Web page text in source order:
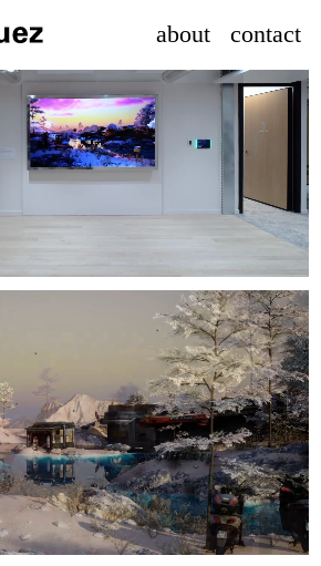
about contact
Expositions
01. Mirages
02. Ophanim
03. Archives
connectée en direct 24H/24 aux données
Dumont d’Urville en Antarctique. Tous les
scannés à Paris afin de connecter la capitale aux
par le numérique. L’heure, la
sens et la vitesse du vent font évoluer en continu
du soleil, le niveau de l’eau, le mobilier urbain
watch?v=zBuEe-qiFwc